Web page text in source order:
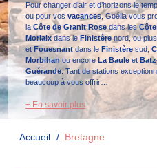
Pour changer d’air et d’horizons le
ou pour vos vacances, Goélia vous
la Côte de Granit Rose dans les
Morlaixdans leFinistèrenord, ou
et Fouesnantdans le Finistèresud,
Morbihan ou encore La Baule et
Guérande. Tant de stations
beaucoup à vous offrir…
+ En savoir plus
Accueil Bretagne